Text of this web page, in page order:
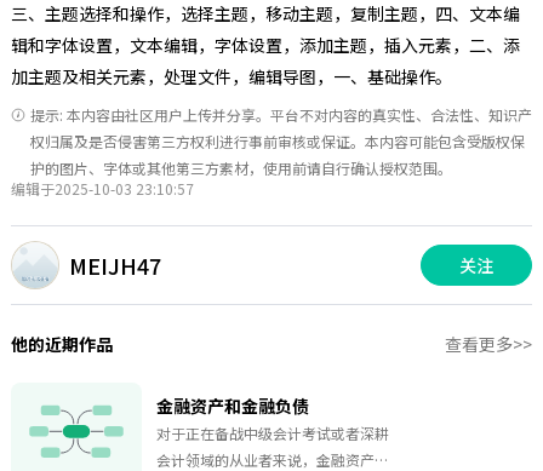
三、主题选择和操作，选择主题，移动主题，复制主题，四、文本编
辑和字体设置，文本编辑，字体设置，添加主题，插入元素，二、添
加主题及相关元素，处理文件，编辑导图，一、基础操作。
提示: 本内容由社区用户上传并分享。平台不对内容的真实性、合法性、知识产
权归属及是否侵害第三方权利进行事前审核或保证。本内容可能包含受版权保
护的图片、字体或其他第三方素材，使用前请自行确认授权范围。
编辑于2025-10-03 23:10:57
MEIJH47 关注
他的近期作品 查看更多>>
金融资产和金融负债
对于正在备战中级会计考试或者深耕
会计领域的从业者来说，金融资产和